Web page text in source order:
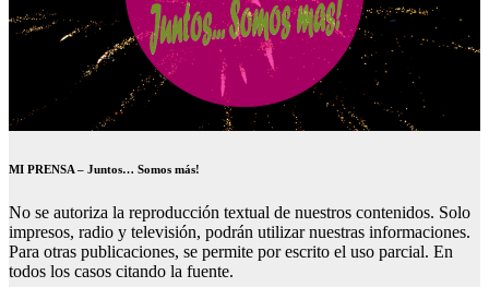
MI PRENSA – Juntos… Somos más!
No se autoriza la reproducción textual de nuestros contenidos. Solo
impresos, radio y televisión, podrán utilizar nuestras informaciones.
Para otras publicaciones, se permite por escrito el uso parcial. En
todos los casos citando la fuente.